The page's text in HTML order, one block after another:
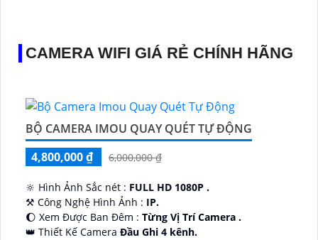
CAMERA WIFI GIÁ RẺ CHÍNH HÃNG
BỘ CAMERA IMOU QUAY QUÉT TỰ ĐỘNG
4,800,000 ₫
6,000,000 ₫
🔆 Hình Ảnh Sắc nét : FULL HD 1080P .
⚒ Công Nghệ Hình Ảnh : IP.
🌔 Xem Được Ban Đêm : Từng Vị Trí Camera .
👑 Thiết Kế Camera Đầu Ghi 4 kênh.